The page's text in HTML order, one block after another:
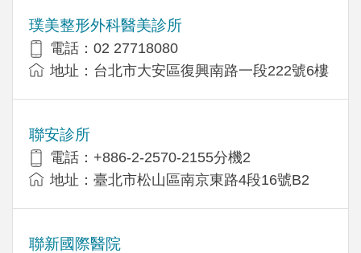
璞美整形外科醫美診所
電話：02 27718080
地址：台北市大安區復興南路一段222號6樓
聯安診所
電話：+886-2-2570-2155分機2
地址：臺北市松山區南京東路4段16號B2
聯新國際醫院